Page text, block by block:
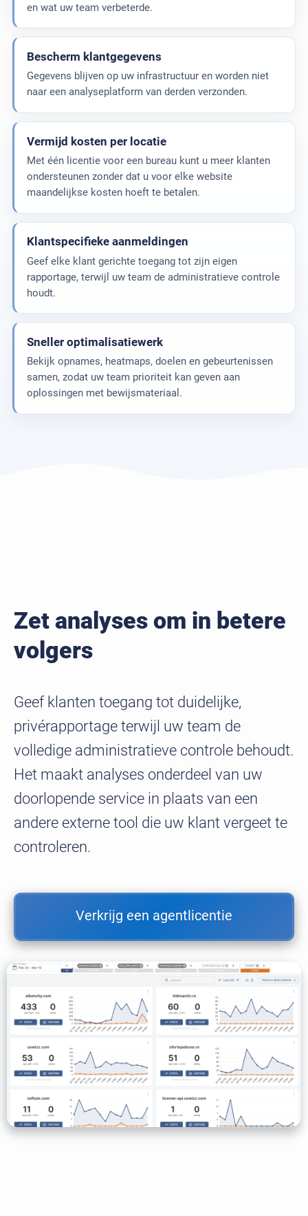
en wat uw team verbeterde.
Bescherm klantgegevens
Gegevens blijven op uw infrastructuur en worden niet
naar een analyseplatform van derden verzonden.
Vermijd kosten per locatie
Met één licentie voor een bureau kunt u meer klanten
ondersteunen zonder dat u voor elke website
maandelijkse kosten hoeft te betalen.
Klantspecifieke aanmeldingen
Geef elke klant gerichte toegang tot zijn eigen
rapportage, terwijl uw team de administratieve controle
houdt.
Sneller optimalisatiewerk
Bekijk opnames, heatmaps, doelen en gebeurtenissen
samen, zodat uw team prioriteit kan geven aan
oplossingen met bewijsmateriaal.
Zet analyses om in betere
volgers
Geef klanten toegang tot duidelijke,
privérapportage terwijl uw team de
volledige administratieve controle behoudt.
Het maakt analyses onderdeel van uw
doorlopende service in plaats van een
andere externe tool die uw klant vergeet te
controleren.
Verkrijg een agentlicentie